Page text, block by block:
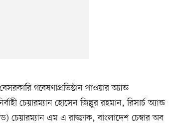
গবেষণাপ্রতিষ্ঠান পাওয়ার অ্যান্ড
চেয়ারম্যান হোসেন জিল্লুর রহমান, রিসার্চ অ্যান্ড
চেয়ারম্যান এম এ রাজ্জাক, বাংলাদেশ চেম্বার অব